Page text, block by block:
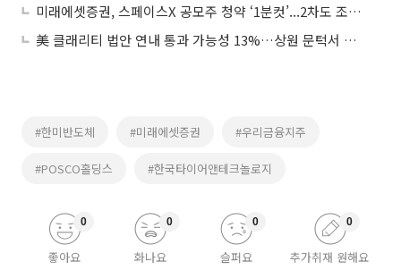
미래에셋증권, 스페이스X 공모주 청약 ‘1분컷’...2차도 조기 완판
美 클래리티 법안 연내 통과 가능성 13%…상원 문턱서 제동
#한미반도체 #미래에셋증권 #우리금융지주
#POSCO홀딩스 #한국타이어앤테크놀로지
좋아요
0
화나요
0
슬퍼요
0
추가취재 원해요
0